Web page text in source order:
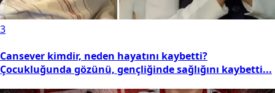
3
Cansever kimdir, neden hayatını kaybetti?
Çocukluğunda gözünü, gençliğinde sağlığını kaybetti...